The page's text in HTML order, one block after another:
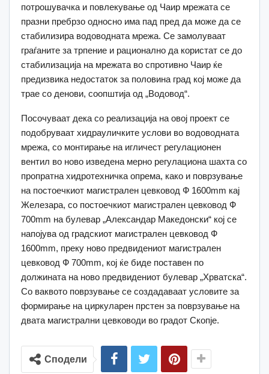
потрошувачка и повлекување од Чаир мрежата се
празни пребрзо односно има пад пред да може да се
стабилизира водоводната мрежа. Се замолуваат
граѓаните за трпение и рационално да користат се до
стабилизација на мрежата во спротивно Чаир ќе
предизвика недостаток за половина град кој може да
трае со денови, соопштија од „Водовод“.
Посочуваат дека со реализација на овој проект се
подобруваат хидрауличките услови во водоводната
мрежа, со монтирање на игличест регулационен
вентил во ново изведена мерно регулациона шахта со
пропратна хидротехничка опрема, како и поврзување
на постоечкиот магистрален цевковод Ф 1600mm кај
Железара, со постоечкиот магистрален цевковод Ф
700mm на булевар „Александар Македонски“ кој се
напојува од градскиот магистрален цевковод Ф
1600mm, преку ново предвидениот магистрален
цевковод Ф 700mm, кој ќе биде поставен по
должината на ново предвидениот булевар „Хрватска“.
Со ваквото поврзување се создадаваат условите за
формирање на циркуларен прстен за поврзување на
двата магистрални цевководи во градот Скопје.
Сподели